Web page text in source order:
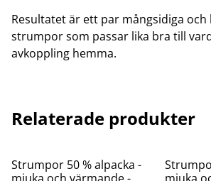
Resultatet är ett par mångsidiga och
strumpor som passar lika bra till
avkoppling hemma.
Relaterade produkter
Strumpor 50 % alpacka -